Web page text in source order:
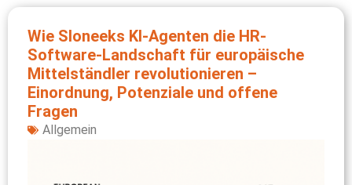
Wie Sloneeks KI-Agenten die HR-
Software-Landschaft für europäische
Mittelständler revolutionieren –
Einordnung, Potenziale und offene
Fragen
Allgemein